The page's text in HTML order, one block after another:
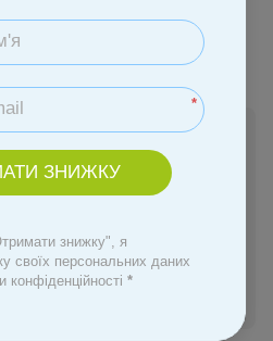
коли з'явиться
персональної знижки
*
ЗНИЖКУ
знижку", я
своїх персональних даних
конфіденційності *